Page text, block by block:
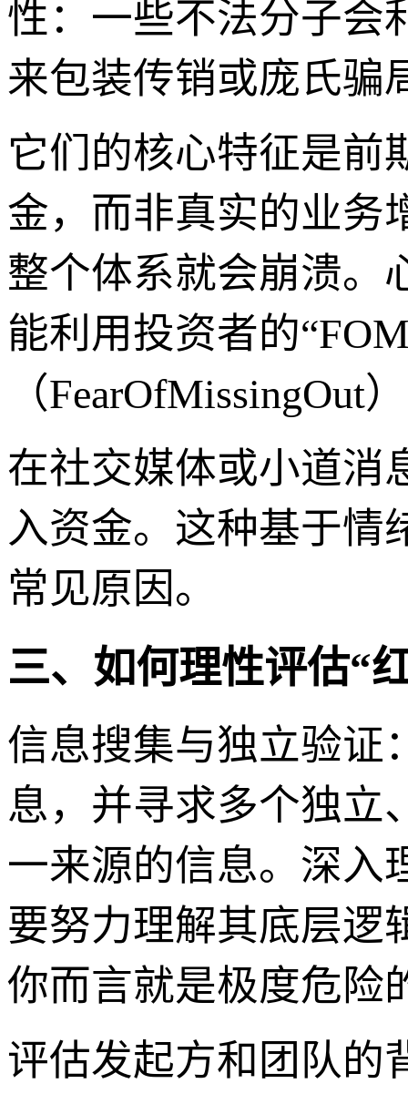
性：一些不法分子会
来包装传销或庞氏骗
它们的核心特征是前
金，而非真实的业务
整个体系就会崩溃。
能利用投资者的
（FearOfMissingOut
在社交媒体或小道消
入资金。这种基于情
常见原因。
三、如何理性评估“
信息搜集与独立验证
息，并寻求多个独立
一来源的信息。深入
要努力理解其底层逻
你而言就是极度危险
评估发起方和团队的